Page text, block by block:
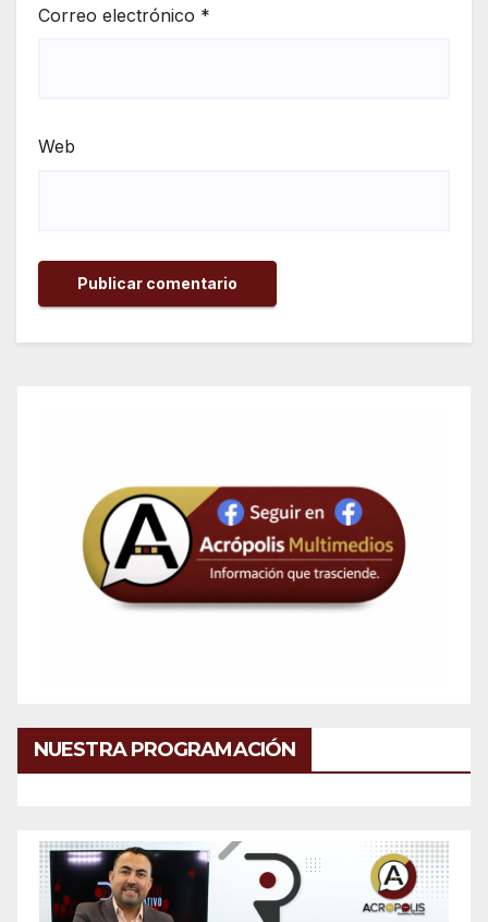
Correo electrónico *
Web
NUESTRA PROGRAMACIÓN